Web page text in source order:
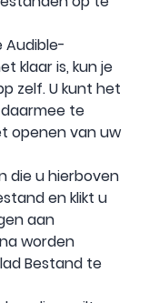
Audible-
klaar is, kun je
zelf. U kunt het
te
openen van uw
die u hierboven
en klikt u
aan
worden
Bestand te